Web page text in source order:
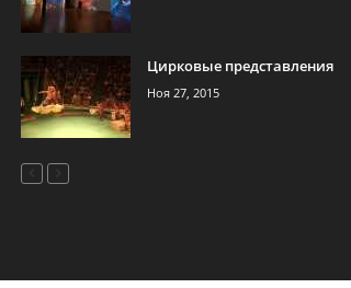
Цирковые представления
Ноя 27, 2015